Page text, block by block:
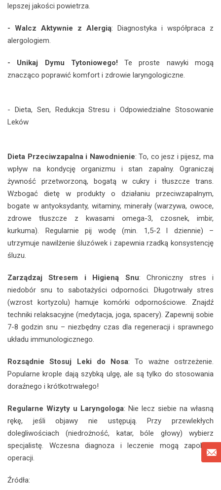
lepszej jakości powietrza.
- Walcz Aktywnie z Alergią: Diagnostyka i współpraca z
alergologiem.
- Unikaj Dymu Tytoniowego! Te proste nawyki mogą
znacząco poprawić komfort i zdrowie laryngologiczne.
- Dieta, Sen, Redukcja Stresu i Odpowiedzialne Stosowanie
Leków
Dieta Przeciwzapalna i Nawodnienie: To, co jesz i pijesz, ma
wpływ na kondycję organizmu i stan zapalny. Ograniczaj
żywność przetworzoną, bogatą w cukry i tłuszcze trans.
Wzbogać dietę w produkty o działaniu przeciwzapalnym,
bogate w antyoksydanty, witaminy, minerały (warzywa, owoce,
zdrowe tłuszcze z kwasami omega-3, czosnek, imbir,
kurkuma). Regularnie pij wodę (min. 1,5-2 l dziennie) –
utrzymuje nawilżenie śluzówek i zapewnia rzadką konsystencję
śluzu.
Zarządzaj Stresem i Higieną Snu: Chroniczny stres i
niedobór snu to sabotażyści odporności. Długotrwały stres
(wzrost kortyzolu) hamuje komórki odpornościowe. Znajdź
techniki relaksacyjne (medytacja, joga, spacery). Zapewnij sobie
7-8 godzin snu – niezbędny czas dla regeneracji i sprawnego
układu immunologicznego.
Rozsądnie Stosuj Leki do Nosa: To ważne ostrzeżenie.
Popularne krople dają szybką ulgę, ale są tylko do stosowania
doraźnego i krótkotrwałego!
Regularne Wizyty u Laryngologa: Nie lecz siebie na własną
rękę, jeśli objawy nie ustępują. Przy przewlekłych
dolegliwościach (niedrożność, katar, bóle głowy) wybierz
specjalistę. Wczesna diagnoza i leczenie mogą zapobiec
operacji.
Źródła: